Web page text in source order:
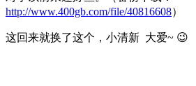
http://www.400gb.com/file/40816608）
这回来就换了这个，小清新 大爱~ 😉